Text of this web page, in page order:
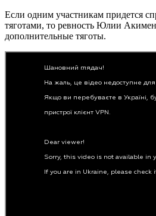
Если одним участникам придется
тяготами, то ревность Юлии
дополнительные тяготы.